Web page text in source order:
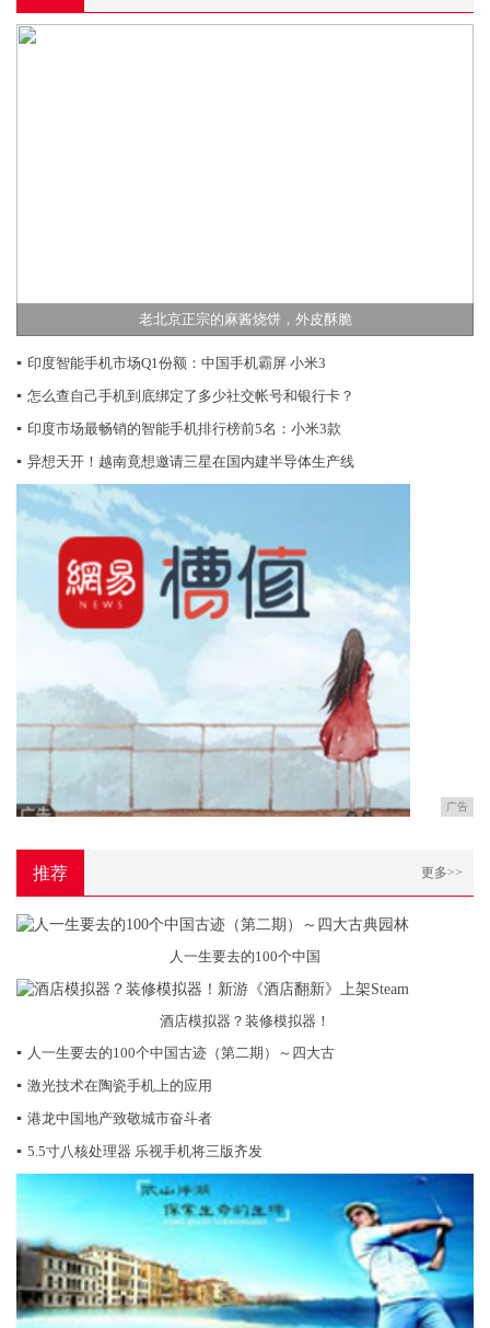
老北京正宗的麻酱烧饼，外皮酥脆
▪ 印度智能手机市场Q1份额：中国手机霸屏 小米3
▪ 怎么查自己手机到底绑定了多少社交帐号和银行卡？
▪ 印度市场最畅销的智能手机排行榜前5名：小米3款
▪ 异想天开！越南竟想邀请三星在国内建半导体生产线
广告
推荐 更多>>
人一生要去的100个中国
酒店模拟器？装修模拟器！
▪ 人一生要去的100个中国古迹（第二期）～四大古
▪ 激光技术在陶瓷手机上的应用
▪ 港龙中国地产致敬城市奋斗者
▪ 5.5寸八核处理器 乐视手机将三版齐发